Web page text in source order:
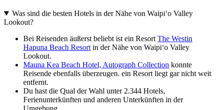
Was sind die besten Hotels in der Nähe von Waipiʻo Valley
Lookout?
Bei Reisenden äußerst beliebt ist ein Resort The Westin
Hapuna Beach Resort in der Nähe von Waipiʻo Valley
Lookout.
Mauna Kea Beach Hotel, Autograph Collection konnte
Reisende ebenfalls überzeugen. ein Resort liegt gar nicht weit
entfernt.
Du hast die Qual der Wahl unter 2.344 Hotels,
Ferienunterkünften und anderen Unterkünften in der
Umgebung.